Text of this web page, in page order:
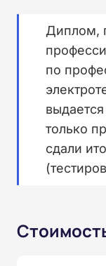
Диплом,
по
только
сдали